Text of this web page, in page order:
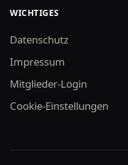
WICHTIGES
Datenschutz
Impressum
Mitglieder-Login
Cookie-Einstellungen